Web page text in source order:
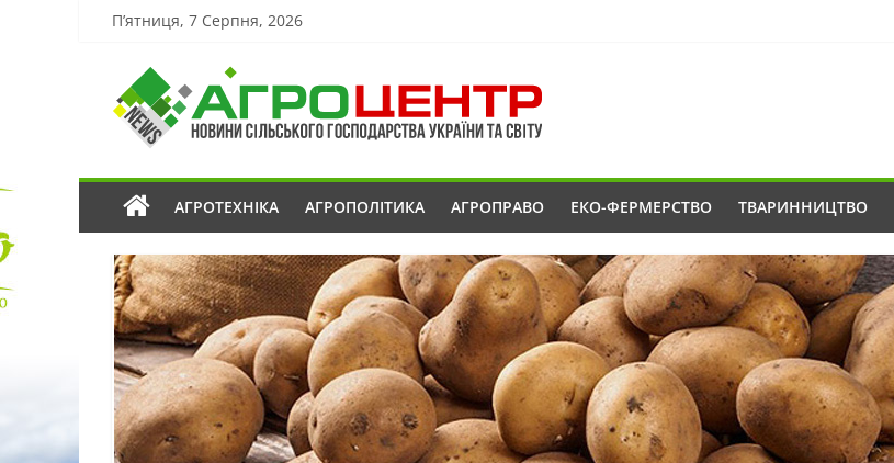
П’ятниця, 7 Серпня, 2026
АГРОТЕХНІКА АГРОПОЛІТИКА АГРОПРАВО ЕКО-ФЕРМЕРСТВО ТВАРИННИЦТВО